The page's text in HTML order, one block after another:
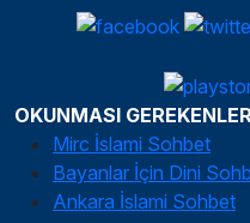
OKUNMASI GEREKENLER
Mirc İslami Sohbet
Bayanlar İçin Dini
Ankara İslami Sohbet